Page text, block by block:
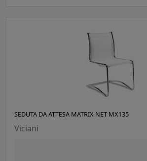
SEDUTA DA ATTESA MATRIX NET MX135
Viciani